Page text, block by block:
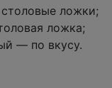
ложки;
ложка;
— по вкусу.